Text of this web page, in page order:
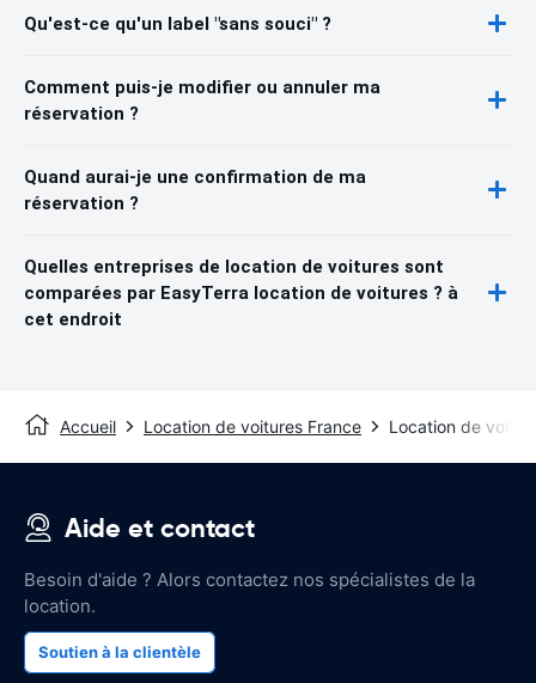
Qu'est-ce qu'un label "sans souci" ?
Comment puis-je modifier ou annuler ma
réservation ?
Quand aurai-je une confirmation de ma
réservation ?
Quelles entreprises de location de voitures sont
comparées par EasyTerra location de voitures ? à
cet endroit
Accueil Location de voitures France Location de
Aide et contact
Besoin d'aide ? Alors contactez nos spécialistes de la
location.
Soutien à la clientèle